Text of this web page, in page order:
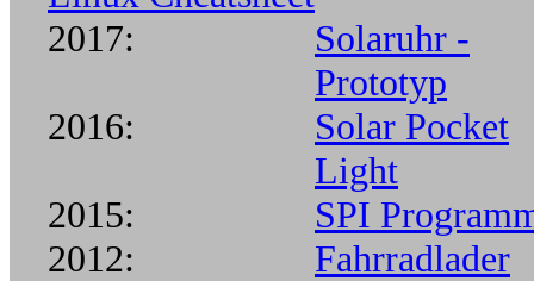
2017:
Solaruhr -
Prototyp
2016:
Solar Pocket
Light
2015:
SPI
2012:
Fahrradlader